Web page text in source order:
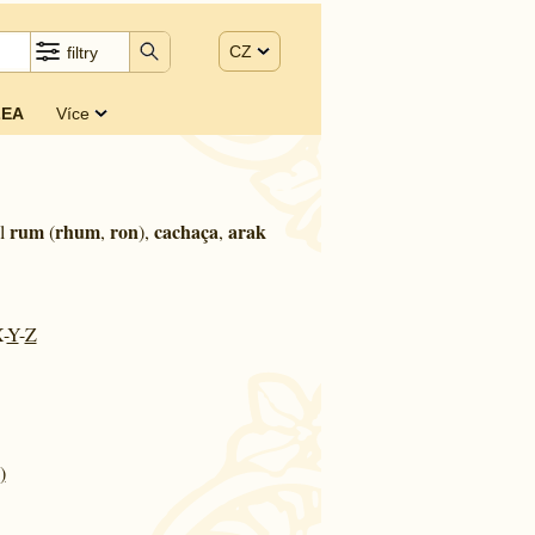
filtry CZ
Více
rum(rhum, ron), cachaça, arak
Y-Z